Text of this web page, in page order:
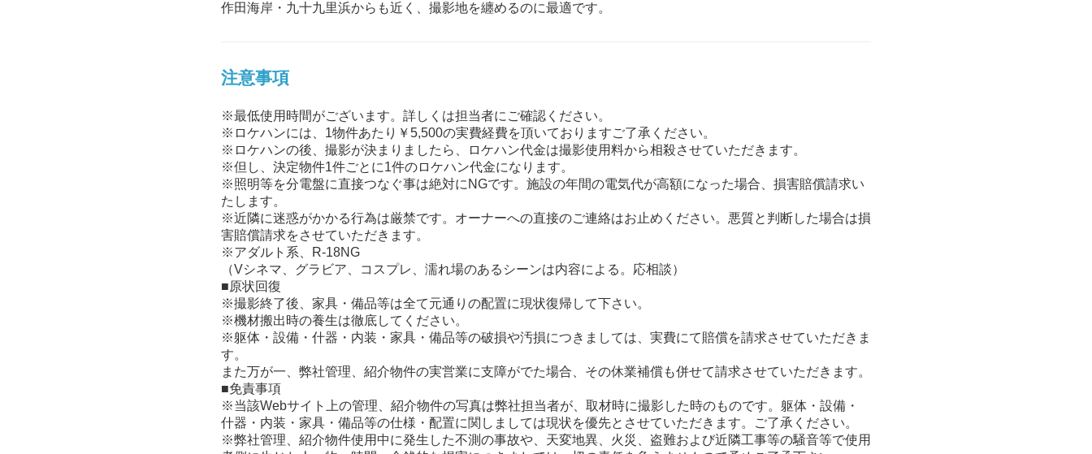
作田海岸・九十九里浜からも近く、撮影地を纏めるのに最適です。
注意事項
※最低使用時間がございます。詳しくは担当者にご確認ください。
※ロケハンには、1物件あたり￥5,500の実費経費を頂いておりますご了承ください。
※ロケハンの後、撮影が決まりましたら、ロケハン代金は撮影使用料から相殺させていただきます。
※但し、決定物件1件ごとに1件のロケハン代金になります。
※照明等を分電盤に直接つなぐ事は絶対にNGです。施設の年間の電気代が高額になった場合、損害賠償請求い
たします。
※近隣に迷惑がかかる行為は厳禁です。オーナーへの直接のご連絡はお止めください。悪質と判断した場合は損
害賠償請求をさせていただきます。
※アダルト系、R-18NG
（Vシネマ、グラビア、コスプレ、濡れ場のあるシーンは内容による。応相談）
■原状回復
※撮影終了後、家具・備品等は全て元通りの配置に現状復帰して下さい。
※機材搬出時の養生は徹底してください。
※躯体・設備・什器・内装・家具・備品等の破損や汚損につきましては、実費にて賠償を請求させていただきま
す。
また万が一、弊社管理、紹介物件の実営業に支障がでた場合、その休業補償も併せて請求させていただきます。
■免責事項
※当該Webサイト上の管理、紹介物件の写真は弊社担当者が、取材時に撮影した時のものです。躯体・設備・
什器・内装・家具・備品等の仕様・配置に関しましては現状を優先とさせていただきます。ご了承ください。
※弊社管理、紹介物件使用中に発生した不測の事故や、天変地異、火災、盗難および近隣工事等の騒音等で使用